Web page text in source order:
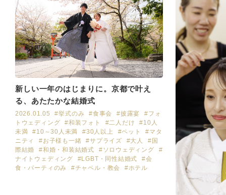
新しい一年のはじまりに。京都で叶え
る、あたたかな結婚式
2026.01.05 #挙式のみ #食事会 #披露宴
#フォ
トウェディング
#和装フォト #二人だけ
#10人
未満
#10～30人未満 #30人以上 #ペット
#マタ
ニティ
#お子様も一緒 #サプライズ #大人
#国
際結婚
#和婚・和装結婚式 #ソロウェディング
#
ナイトウェディング
#LGBT・同性結婚式
#会
食・パーティのみ
#チャペル・教会 #ホテル